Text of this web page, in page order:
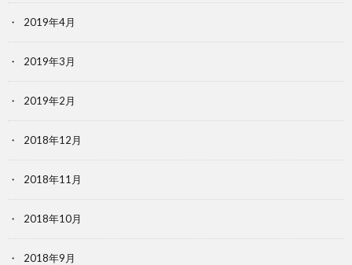
2019年4月
2019年3月
2019年2月
2018年12月
2018年11月
2018年10月
2018年9月